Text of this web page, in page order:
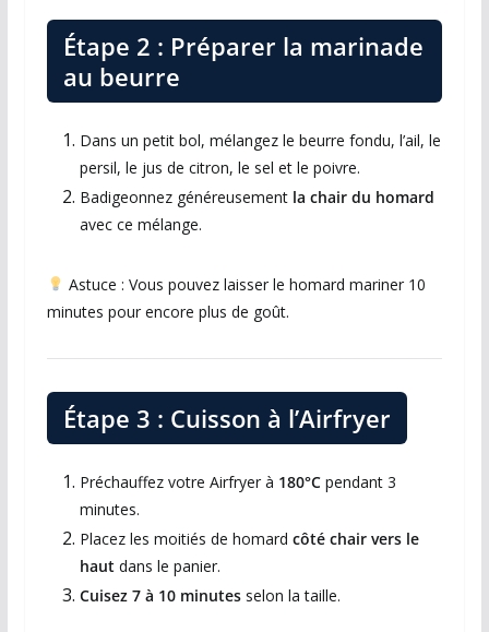
Étape 2 : Préparer la marinade
au beurre
Dans un petit bol, mélangez le beurre fondu, l’ail, le
persil, le jus de citron, le sel et le poivre.
Badigeonnez généreusement la chair du homard
avec ce mélange.
Astuce : Vous pouvez laisser le homard mariner 10
minutes pour encore plus de goût.
Étape 3 : Cuisson à l’Airfryer
Préchauffez votre Airfryer à 180°Cpendant 3
minutes.
Placez les moitiés de homard côté chair vers le
hautdans le panier.
Cuisez 7 à 10 minutesselon la taille.